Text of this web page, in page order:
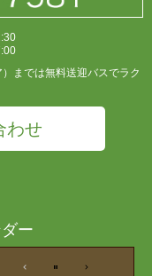
までは無料送迎バスでラク
わせ
ー